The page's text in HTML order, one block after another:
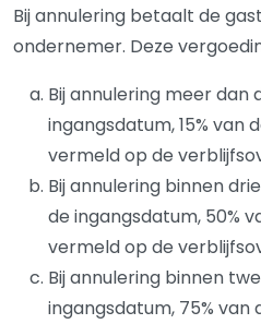
Bij annulering betaalt de
ondernemer. Deze
Bij annulering meer dan
ingangsdatum, 15% van
vermeld op de
Bij annulering binnen
de ingangsdatum, 50%
vermeld op de
Bij annulering binnen
ingangsdatum, 75% van